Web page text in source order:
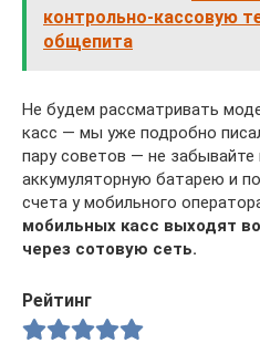
контрольно-кассовую
общепита
Не будем рассматривать
касс — мы уже подробно
пару советов — не
аккумуляторную батарею и
счета у мобильного
мобильных касс выходят
через сотовую сеть.
Рейтинг